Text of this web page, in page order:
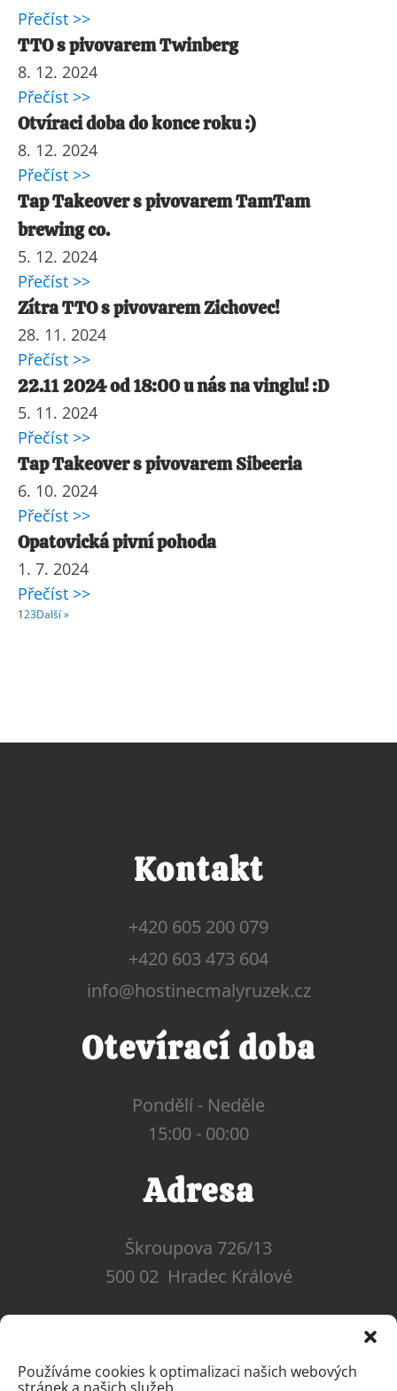
Používáme cookies k optimalizaci našich webových
Přečíst >>
TTO s pivovarem Twinberg
8. 12. 2024
Přečíst >>
Otvíraci doba do konce roku :)
8. 12. 2024
Přečíst >>
Tap Takeover s pivovarem TamTam
brewing co.
5. 12. 2024
Přečíst >>
Zítra TTO s pivovarem Zichovec!
28. 11. 2024
Přečíst >>
22.11 2024 od 18:00 u nás na vinglu! :D
5. 11. 2024
Přečíst >>
Tap Takeover s pivovarem Sibeeria
6. 10. 2024
Přečíst >>
Opatovická pivní pohoda
1. 7. 2024
Přečíst >>
123Další »
Kontakt
+420 605 200 079
+420 603 473 604
info@hostinecmalyruzek.cz
Otevírací doba
Pondělí - Neděle
15:00 - 00:00
Adresa
Škroupova 726/13
500 02 Hradec Králové